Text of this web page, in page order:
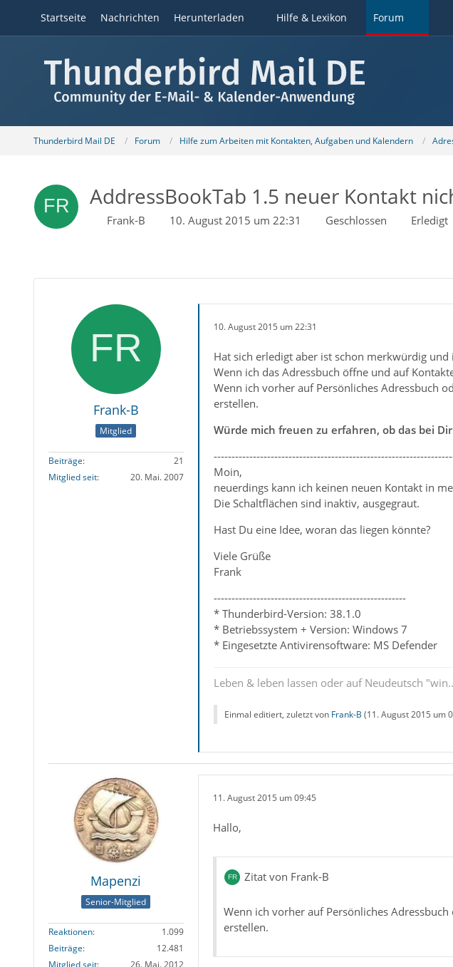
Startseite Nachrichten Herunterladen Hilfe & Lexikon Forum
Thunderbird Mail DE Forum Hilfe zum Arbeiten mit Kontakten, Aufgaben und Kalendern
AddressBookTab 1.5 neuer Kontakt
Frank-B 10. August 2015 um 22:31 Geschlossen Erledigt
Frank-B
Mitglied
Beiträge
21
Mitglied seit
20. Mai. 2007
10. August 2015 um 22:31
Hat sich erledigt aber ist schon merkwürdig
Wenn ich das Adressbuch öffne und auf
Wenn ich vorher auf Persönliches Adressbuch
erstellen.
Würde mich freuen zu erfahren, ob das bei
Moin,
neuerdings kann ich keinen neuen Kontakt in
Die Schaltflächen sind inaktiv, ausgegraut.
Hast Du eine Idee, woran das liegen könnte?
Viele Grüße
Frank
------------------------------------------------------
* Thunderbird-Version: 38.1.0
* Betriebssystem + Version: Windows 7
* Eingesetzte Antivirensoftware: MS Defender
Leben & leben lassen oder auf Neudeutsch
Einmal editiert, zuletzt von Frank-B (11. August 2015 um
Mapenzi
Senior-Mitglied
Reaktionen
1.099
Beiträge
12.481
11. August 2015 um 09:45
Hallo,
Zitat von Frank-B
Wenn ich vorher auf Persönliches
erstellen.